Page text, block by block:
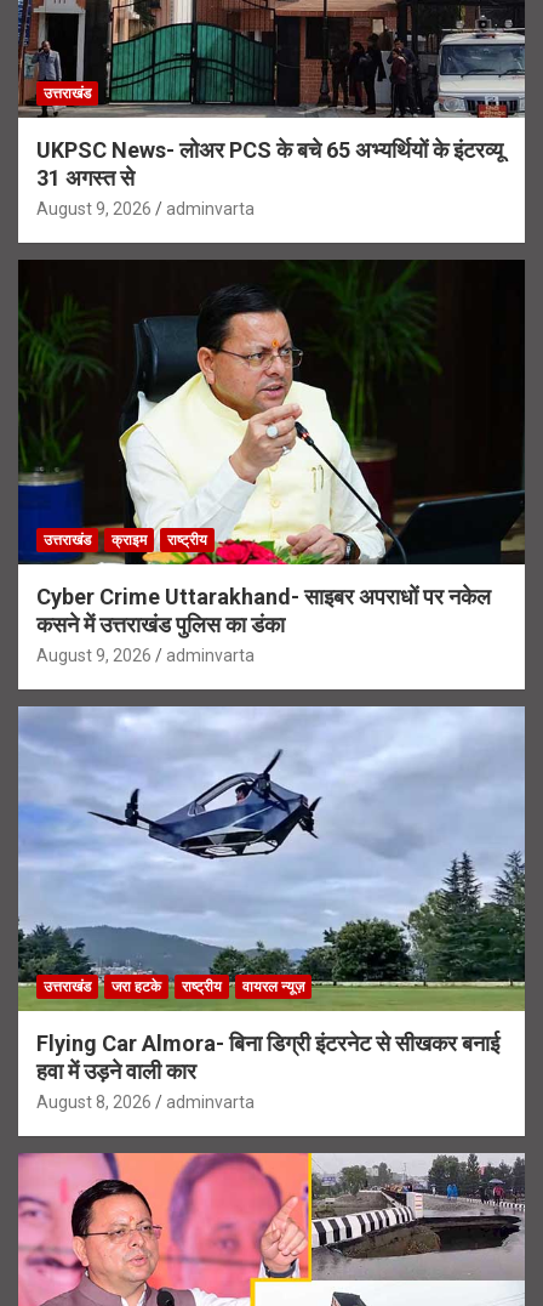
उत्तराखंड
UKPSC News- लोअर PCS के बचे 65 अभ्यर्थियों के इंटरव्यू
31 अगस्त से
August 9, 2026 adminvarta
उत्तराखंड क्राइम राष्ट्रीय
Cyber Crime Uttarakhand- साइबर अपराधों पर नकेल
कसने में उत्तराखंड पुलिस का डंका
August 9, 2026 adminvarta
उत्तराखंड जरा हटके राष्ट्रीय वायरल न्यूज़
Flying Car Almora- बिना डिग्री इंटरनेट से सीखकर बनाई
हवा में उड़ने वाली कार
August 8, 2026 adminvarta